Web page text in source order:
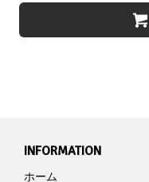
INFORMATION
ホーム